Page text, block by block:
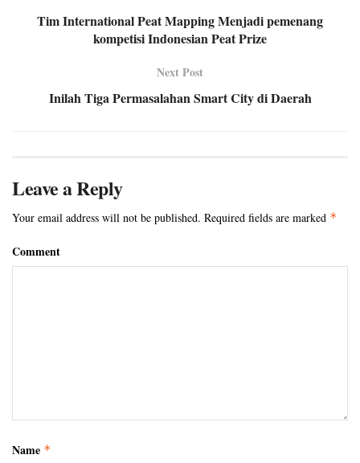
Tim International Peat Mapping Menjadi pemenang
kompetisi Indonesian Peat Prize
Next Post
Inilah Tiga Permasalahan Smart City di Daerah
Leave a Reply
Your email address will not be published. Required fields are marked *
Comment
Name *